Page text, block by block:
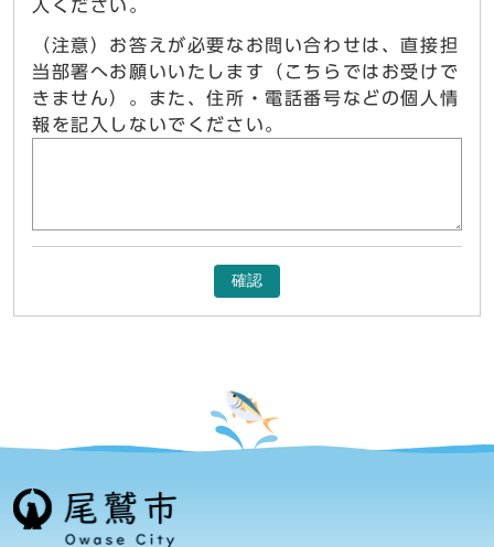
入ください。
（注意）お答えが必要なお問い合わせは、直接担
当部署へお願いいたします（こちらではお受けで
きません）。また、住所・電話番号などの個人情
報を記入しないでください。
確認